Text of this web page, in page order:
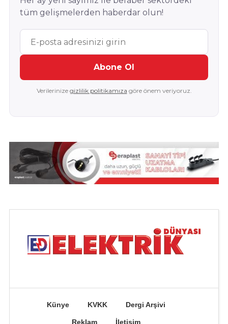
tüm gelişmelerden haberdar olun!
Abone Ol
Verilerinize gizlilik politikamıza göre önem veriyoruz.
Künye KVKK Dergi Arşivi
Reklam İletişim